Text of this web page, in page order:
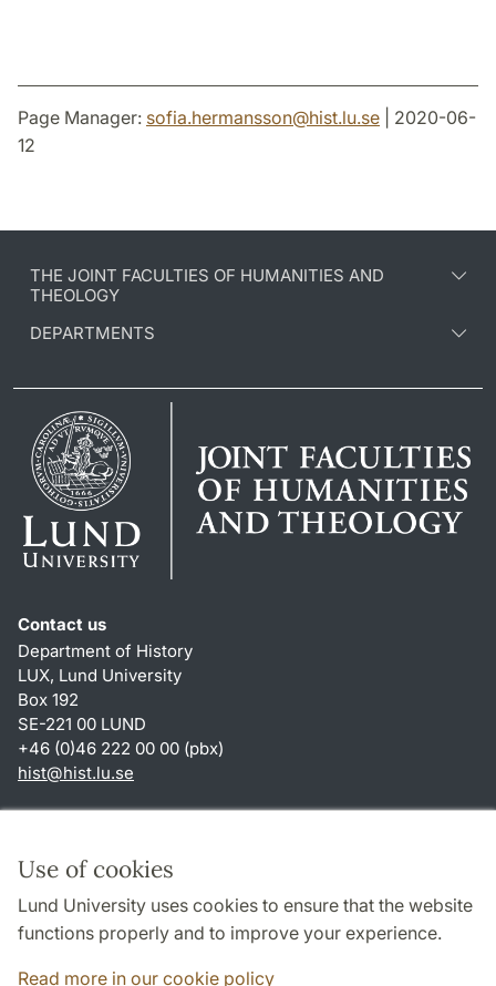
Use of cookies
Lund University uses cookies to ensure that the website
functions properly and to improve your experience.
Read more in our cookie policy
Page Manager: sofia.hermansson@hist.lu.se | 2020-06-
12
THE JOINT FACULTIES OF HUMANITIES AND
THEOLOGY
DEPARTMENTS
Contact us
Department of History
LUX, Lund University
Box 192
SE-221 00 LUND
+46 (0)46 222 00 00 (pbx)
hist@hist.lu.se
About this website and cookies
Privacy policy
Accessibility